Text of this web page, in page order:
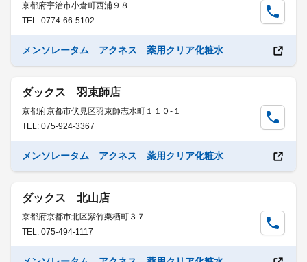
京都府宇治市小倉町西浦９８
TEL: 0774-66-5102
メンソレータム アクネス 薬用クリア化粧水
ダックス 羽束師店
京都府京都市伏見区羽束師志水町１１０-１
TEL: 075-924-3367
メンソレータム アクネス 薬用クリア化粧水
ダックス 北山店
京都府京都市北区紫竹栗栖町３７
TEL: 075-494-1117